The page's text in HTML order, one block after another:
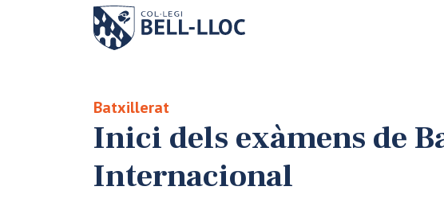
Batxillerat
Inici dels exàmens de
Internacional